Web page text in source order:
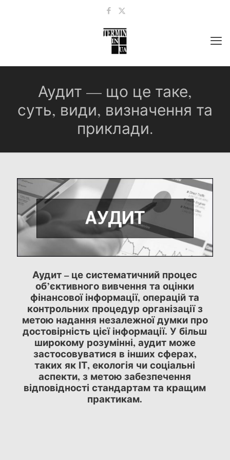
Аудит — що це таке,
суть, види, визначення та
приклади.
Аудит – це систематичний процес
об’єктивного вивчення та оцінки
фінансової інформації, операцій та
контрольних процедур організації з
метою надання незалежної думки про
достовірність цієї інформації. У більш
широкому розумінні, аудит може
застосовуватися в інших сферах,
таких як ІТ, екологія чи соціальні
аспекти, з метою забезпечення
відповідності стандартам та кращим
практикам.